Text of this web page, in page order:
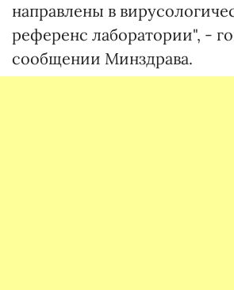
направлены в
референс лаборатории", -
сообщении Минздрава.